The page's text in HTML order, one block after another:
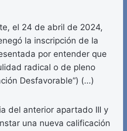
el 24 de abril de 2024,
la inscripción de la
por entender que
radical o de pleno
Desfavorable”) (…)
del anterior apartado III y
una nueva calificación